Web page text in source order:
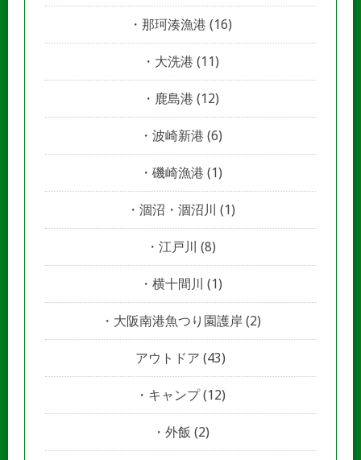
那珂湊漁港 (16)
大洗港 (11)
鹿島港 (12)
波崎新港 (6)
磯崎漁港 (1)
涸沼・涸沼川 (1)
江戸川 (8)
横十間川 (1)
大阪南港魚つり園護岸 (2)
アウトドア (43)
キャンプ(12)
外飯 (2)